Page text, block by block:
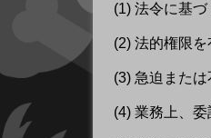
(1) 法令に基づ
(2) 法的権限
(3) 急迫また
(4) 業務上、